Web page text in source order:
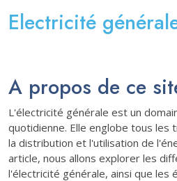
Electricité
A propos de ce
L'électricité générale est un
quotidienne. Elle englobe tous les
la distribution et l'utilisation de
article, nous allons explorer les
l'électricité générale, ainsi que les